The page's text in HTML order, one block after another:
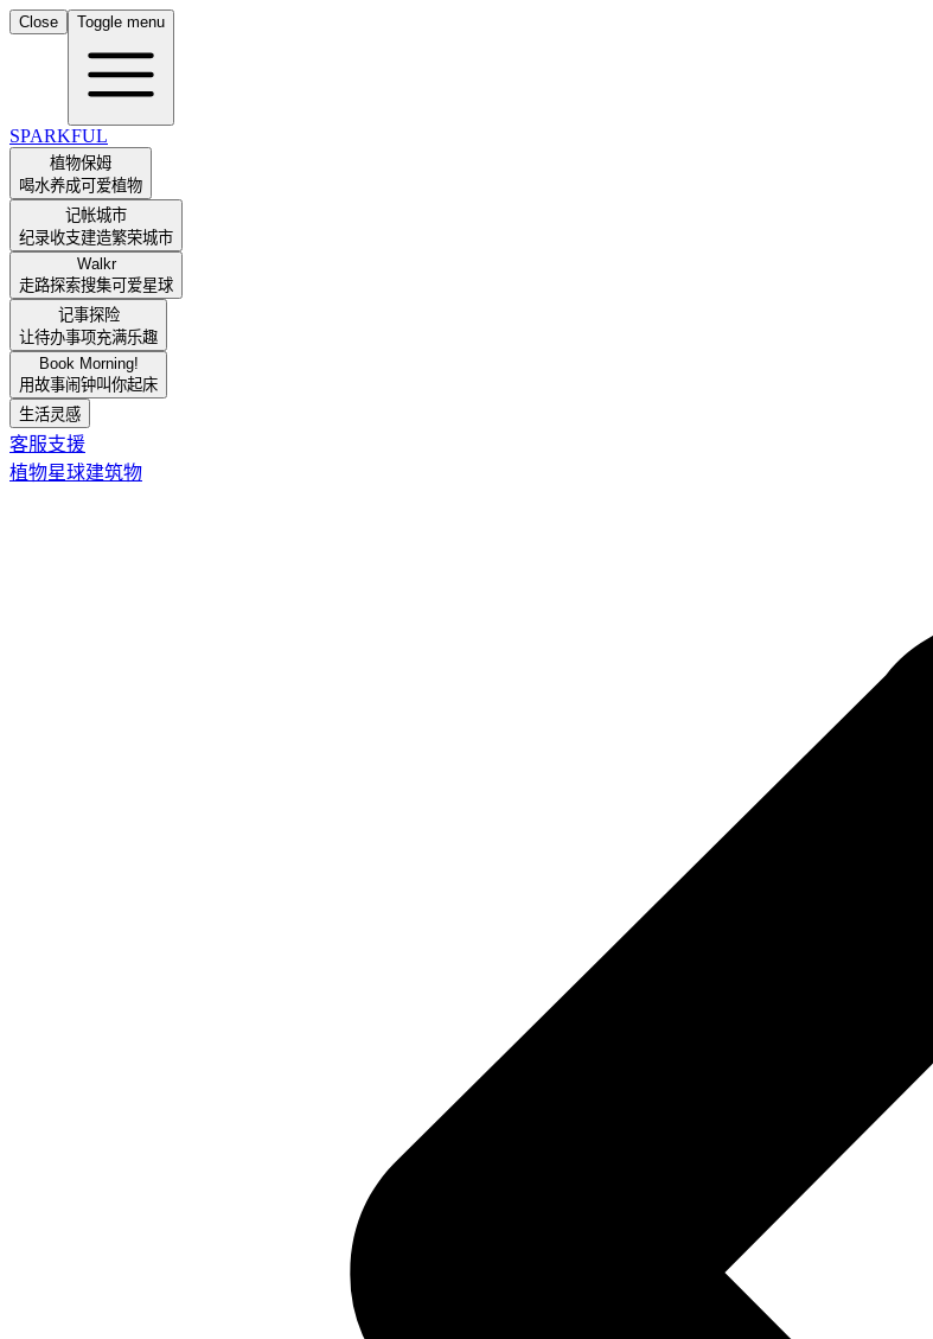
Close Toggle menu
SPARKFUL
植物保姆
喝水养成可爱植物
记帐城市
纪录收支建造繁荣城市
Walkr
走路探索搜集可爱星球
记事探险
让待办事项充满乐趣
Book Morning!
用故事闹钟叫你起床
生活灵感
客服支援
植物星球建筑物